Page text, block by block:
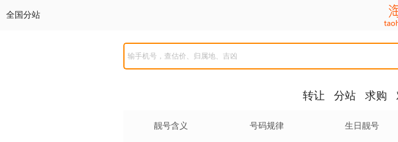
全国分站
转让 分站 求购
靓号含义 号码规律 生日靓号